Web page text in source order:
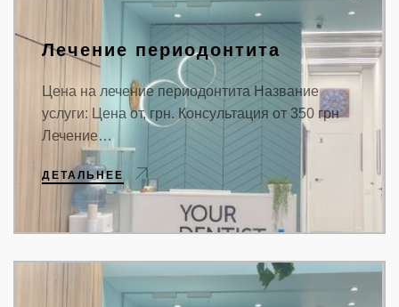
Лечение периодонтита
Цена на лечение периодонтита Название
услуги: Цена от, грн. Консультация от 350 грн
Лечение…
ДЕТАЛЬНЕЕ